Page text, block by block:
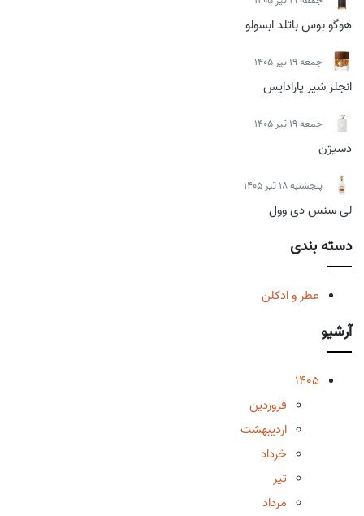
هوگو بوس باتلد ابسولو
جمعه 19 تیر 1405
انجلز شیر پارادایس
جمعه 19 تیر 1405
دسیژن
پنجشنبه 18 تیر 1405
لی سنس دی وول
دسته بندی
عطر و ادکلن
آرشیو
1405
فروردین
اردیبهشت
خرداد
تیر
مرداد